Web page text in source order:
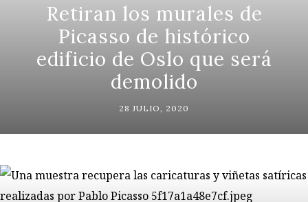
Retiran los murales de
Picasso de histórico
edificio de Oslo que será
demolido
28 JULIO, 2020